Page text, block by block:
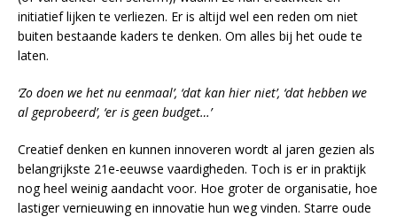
initiatief lijken te verliezen. Er is altijd wel een reden om niet
buiten bestaande kaders te denken. Om alles bij het oude te
laten.
‘Zo doen we het nu eenmaal’, ‘dat kan hier niet’, ‘dat hebben we
al geprobeerd’, ‘er is geen budget…’
Creatief denken en kunnen innoveren wordt al jaren gezien als
belangrijkste 21e-eeuwse vaardigheden. Toch is er in praktijk
nog heel weinig aandacht voor. Hoe groter de organisatie, hoe
lastiger vernieuwing en innovatie hun weg vinden. Starre oude